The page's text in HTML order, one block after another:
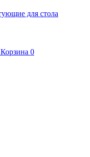
для стола
Корзина 0